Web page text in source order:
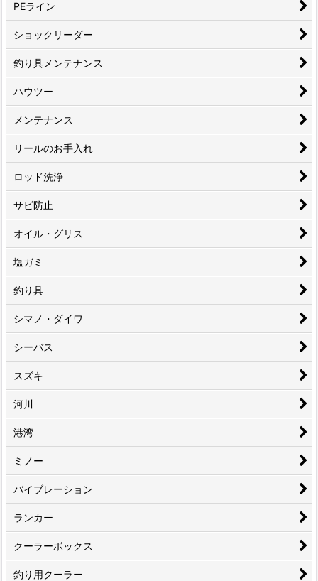
PEライン
ショックリーダー
釣り具メンテナンス
ハウツー
メンテナンス
リールのお手入れ
ロッド洗浄
サビ防止
オイル・グリス
塩ガミ
釣り具
シマノ・ダイワ
シーバス
スズキ
河川
港湾
ミノー
バイブレーション
ランカー
クーラーボックス
釣り用クーラー